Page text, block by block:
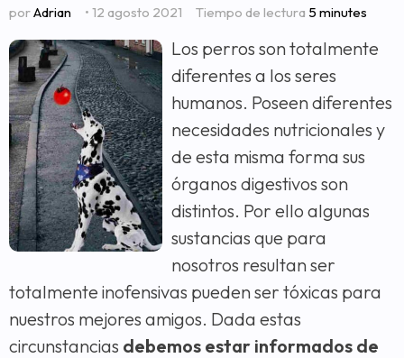
porAdrian • 12 agosto 2021 Tiempo de lectura 5 minutes
Los perros son totalmente
diferentes a los seres
humanos. Poseen diferentes
necesidades nutricionales y
de esta misma forma sus
órganos digestivos son
distintos. Por ello algunas
sustancias que para
nosotros resultan ser
totalmente inofensivas pueden ser tóxicas para
nuestros mejores amigos. Dada estas
circunstancias debemos estar informados de